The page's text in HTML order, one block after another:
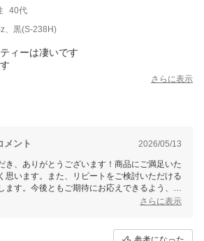
40代
、黒(S-238H)
ィーは凄いです
さらに表示
メント 2026/05/13
き、ありがとうございます！商品にご満足いた
思います。また、リピートをご検討いただける
ます。今後ともご期待にお応えできるよう、品
まいります。何か気になる点がございました
さらに表示